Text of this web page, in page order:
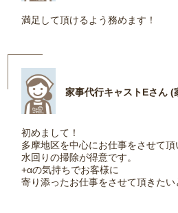
満足して頂けるよう務めます！
家事代行キャストEさん (
初めまして！
多摩地区を中心にお仕事をさせて頂
水回りの掃除が得意です。
+αの気持ちでお客様に
寄り添ったお仕事をさせて頂きた